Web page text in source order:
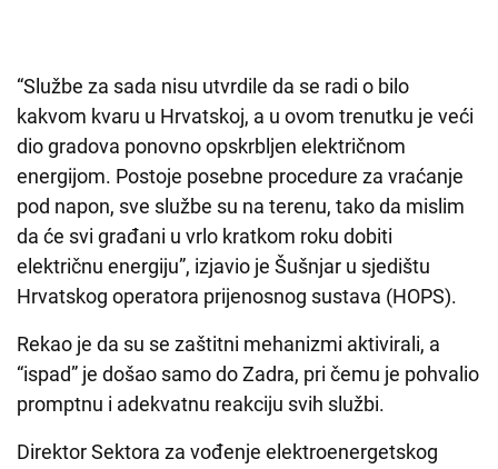
“Službe za sada nisu utvrdile da se radi o bilo
kakvom kvaru u Hrvatskoj, a u ovom trenutku je veći
dio gradova ponovno opskrbljen električnom
energijom. Postoje posebne procedure za vraćanje
pod napon, sve službe su na terenu, tako da mislim
da će svi građani u vrlo kratkom roku dobiti
električnu energiju”, izjavio je Šušnjar u sjedištu
Hrvatskog operatora prijenosnog sustava (HOPS).
Rekao je da su se zaštitni mehanizmi aktivirali, a
“ispad” je došao samo do Zadra, pri čemu je pohvalio
promptnu i adekvatnu reakciju svih službi.
Direktor Sektora za vođenje elektroenergetskog